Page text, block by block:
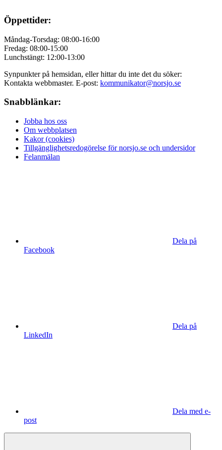
Öppettider:
Måndag-Torsdag: 08:00-16:00
Fredag: 08:00-15:00
Lunchstängt: 12:00-13:00
Synpunkter på hemsidan, eller hittar du inte det du söker:
Kontakta webbmaster. E-post: kommunikator@norsjo.se
Snabblänkar:
Jobba hos oss
Om webbplatsen
Kakor (cookies)
Tillgänglighetsredogörelse för norsjo.se och undersidor
Felanmälan
Dela på
Facebook
Dela på
LinkedIn
Dela med e-
post